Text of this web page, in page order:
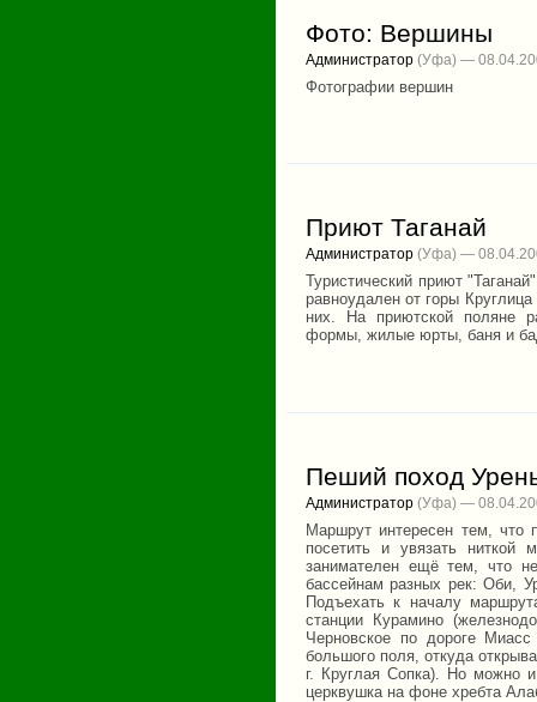
Фото: Вершины
Администратор (Уфа) —
Фотографии вершин
Приют Таганай
Администратор (Уфа) —
Туристический приют
равноудален от горы
них. Hа приютской поляне
формы, жилые юрты, баня и
Пеший поход
Администратор (Уфа) —
Маршрут интересен тем, что
посетить и увязать ниткой
занимателен ещё тем, что
бассейнам разных рек: Оби,
Подъехать к началу
станции Курамино
Черновское по дороге
большого поля, откуда
г. Круглая Сопка). Но можно
церквушка на фоне хребта